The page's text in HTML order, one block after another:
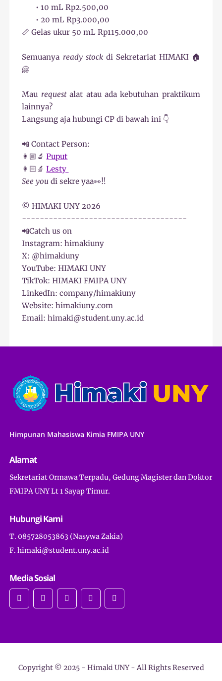
• 10 mL Rp2.500,00
• 20 mL Rp3.000,00
📏 Gelas ukur 50 mL Rp115.000,00
Semuanya ready stockdi Sekretariat HIMAKI 🏠
🤗
Mau requestalat atau ada kebutuhan praktikum
lainnya?
Langsung aja hubungi CP di bawah ini 👇
📲 Contact Person:
👩🏼‍🔬Puput
👩🏻‍🔬Lesty
See you di sekre yaa👀‼️
©️ HIMAKI UNY 2026
-------------------------------------
📲Catch us on
Instagram: himakiuny
X: @himakiuny
YouTube: HIMAKI UNY
TikTok: HIMAKI FMIPA UNY
LinkedIn: company/himakiuny
Website: himakiuny.com
Email: himaki@student.uny.ac.id
Himpunan Mahasiswa Kimia FMIPA UNY
Alamat
Sekretariat Ormawa Terpadu, Gedung Magister dan Doktor
FMIPA UNY Lt 1 Sayap Timur.
Hubungi Kami
T. 085728053863 (Nasywa Zakia)
F. himaki@student.uny.ac.id
Media Sosial
Copyright © 2025 - Himaki UNY- All Rights Reserved